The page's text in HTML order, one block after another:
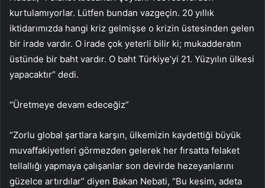
kurtulamıyorlar. Lütfen bundan vazgeçin. 20 yıllık
iktidarımızda hangi kriz gelmişse o krizin üstesinden gelen
bir irade vardır. O irade çok yeterli bilir ki; mukadderatın
üstünde bir baht vardır. O baht Türkiye’yi 21. Yüzyılın ülkesi
yapacaktır” dedi.
“Üretmeye devam edeceğiz”
“Zorlu global şartlara karşın, ülkemizin kaydettiği büyük
muvaffakiyetleri görmezden gelerek her fırsatta felaket
tellallığı yapmaya çalışanlar son devirde hezeyanlarını
güzelce artırdılar” diyen Bakan Nebati, “Bu kesim, adeta